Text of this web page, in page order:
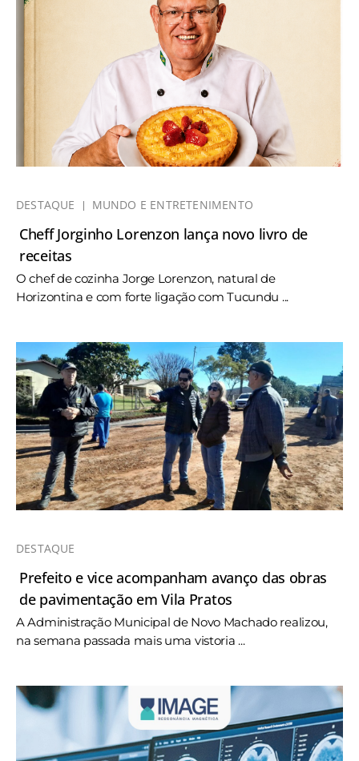
DESTAQUE MUNDO E ENTRETENIMENTO
Cheff Jorginho Lorenzon lança novo livro de
receitas
O chef de cozinha Jorge Lorenzon, natural de
Horizontina e com forte ligação com Tucundu ...
DESTAQUE
Prefeito e vice acompanham avanço das obras
de pavimentação em Vila Pratos
A Administração Municipal de Novo Machado realizou,
na semana passada mais uma vistoria ...